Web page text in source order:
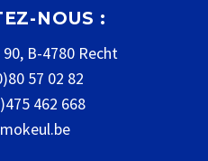
NOUS :
B-4780 Recht
57 02 82
462 668